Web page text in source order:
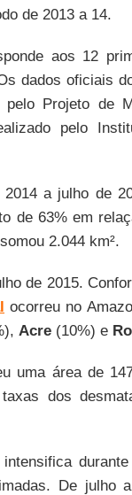
de 2013 a 14.
aos 12
dados oficiais
Projeto de
pelo
a julho de
de 63% em
2.044 km².
de 2015.
ocorreu no
Acre(10%) e
uma área de
dos
De julho